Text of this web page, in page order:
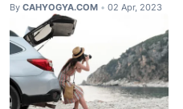
By CAHYOGYA.COM • 02 Apr, 2023